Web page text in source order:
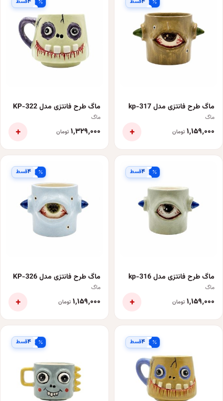
قسط
ماگ طرح فانتزی مدل kp-317
ماگ
۱٬۱۵۹٬۰۰۰ تومان +
قسط
ماگ طرح فانتزی مدل KP-322
ماگ
۱٬۳۲۹٬۰۰۰ تومان +
۴قسط
ماگ طرح فانتزی مدل kp-316
ماگ
۱٬۱۵۹٬۰۰۰ تومان +
۴قسط
ماگ طرح فانتزی مدل KP-326
ماگ
۱٬۱۵۹٬۰۰۰ تومان +
۴قسط ۴قسط